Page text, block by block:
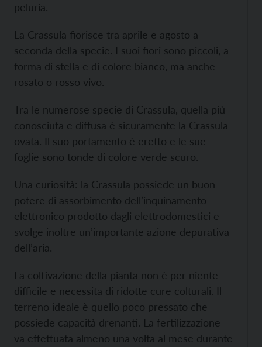
peluria.
La Crassula fiorisce tra aprile e agosto a
seconda della specie. I suoi fiori sono piccoli, a
forma di stella e di colore bianco, ma anche
rosato o rosso vivo.
Tra le numerose specie di Crassula, quella più
conosciuta e diffusa è sicuramente la Crassula
ovata. Il suo portamento è eretto e le sue
foglie sono tonde di colore verde scuro.
Una curiosità: la Crassula possiede un buon
potere di assorbimento dell’inquinamento
elettronico prodotto dagli elettrodomestici e
svolge inoltre un’importante azione depurativa
dell’aria.
La coltivazione della pianta non è per niente
difficile e necessita di ridotte cure colturali. Il
terreno ideale è quello poco pressato che
possiede capacità drenanti. La fertilizzazione
va effettuata almeno una volta al mese durante